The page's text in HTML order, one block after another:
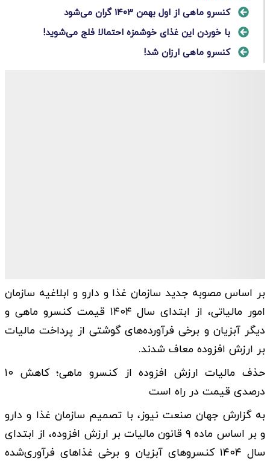
کنسرو ماهی از اول بهمن ۱۴۰۳ گران می‌شود
با خوردن این غذای خوشمزه احتمالا فلج می‌شوید!
کنسرو ماهی ارزان شد!
بر اساس مصوبه جدید سازمان غذا و دارو و ابلاغیه سازمان
امور مالیاتی، از ابتدای سال ۱۴۰۴ قیمت کنسرو ماهی و
دیگر آبزیان و برخی فرآورده‌های گوشتی از پرداخت مالیات
بر ارزش افزوده معاف شدند.
حذف مالیات ارزش افزوده از کنسرو ماهی؛ کاهش ۱۰
درصدی قیمت در راه است
به گزارش جهان صنعت نیوز، با تصمیم سازمان غذا و دارو
و بر اساس ماده ۹ قانون مالیات بر ارزش افزوده، از ابتدای
سال ۱۴۰۴ کنسرو‌های آبزیان و برخی غذا‌های فرآوری‌شده